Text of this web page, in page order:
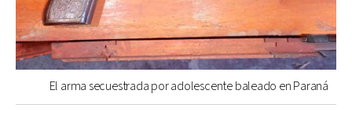
El arma secuestrada por adolescente baleado en Paraná